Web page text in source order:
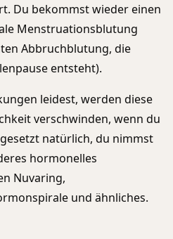
Du bekommst wieder einen
Menstruationsblutung
Abbruchblutung, die
entsteht).
leidest, werden diese
verschwinden, wenn du
natürlich, du nimmst
hormonelles
Nuvaring,
und ähnliches.